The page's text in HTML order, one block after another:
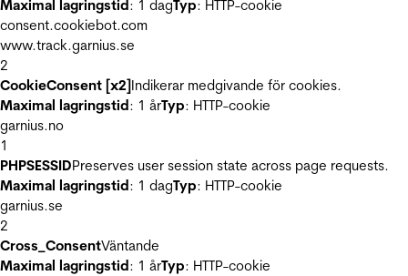
Maximal lagringstid: 1 dagTyp: HTTP-cookie
consent.cookiebot.com
www.track.garnius.se
2
CookieConsent [x2]Indikerar medgivande för cookies.
Maximal lagringstid: 1 årTyp: HTTP-cookie
garnius.no
1
PHPSESSIDPreserves user session state across page requests.
Maximal lagringstid: 1 dagTyp: HTTP-cookie
garnius.se
2
Cross_ConsentVäntande
Maximal lagringstid: 1 årTyp: HTTP-cookie